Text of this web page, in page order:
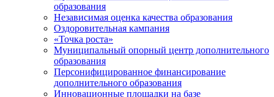
образования
Независимая оценка качества образования
Оздоровительная кампания
«Точка роста»
Муниципальный опорный центр дополнительного
образования
Персонифицированное финансирование
дополнительного образования
Инновационные площадки на базе